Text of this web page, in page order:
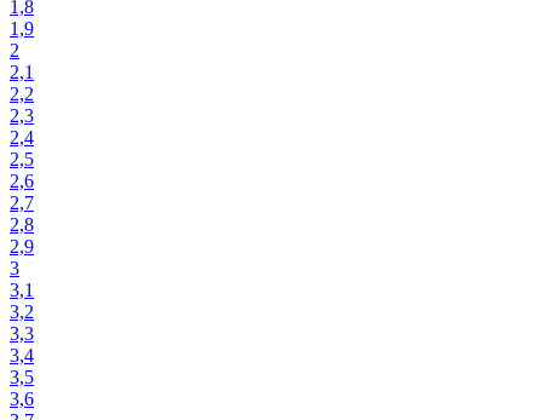
1,8
1,9
2
2,1
2,2
2,3
2,4
2,5
2,6
2,7
2,8
2,9
3
3,1
3,2
3,3
3,4
3,5
3,6